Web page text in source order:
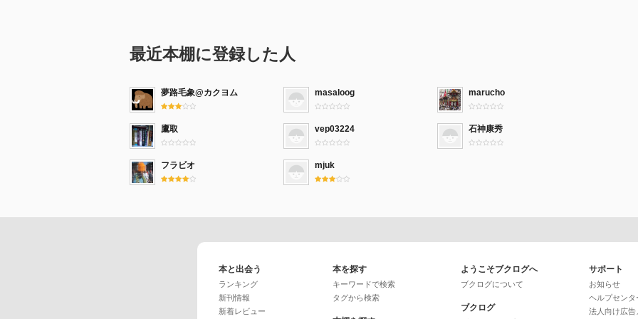
最近本棚に登録した人
夢路毛象@カクヨム masaloog marucho
鷹取 vep03224 石神康秀
フラビオ mjuk
本と出会う
ランキング
新刊情報
新着レビュー
本を探す
キーワードで検索
タグから検索
ようこそブクログへ
ブクログについて
ブクログ
サポート
お知らせ
ヘルプセンタ
法人向け広告